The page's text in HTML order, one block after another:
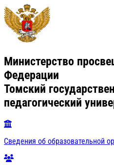
Министерство
Федерации
Томский
педагогический
Сведения об образовательной